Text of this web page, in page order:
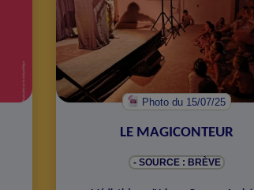
Photodu 15/07/25
LE MAGICONTEUR
- SOURCE : BRÈVE